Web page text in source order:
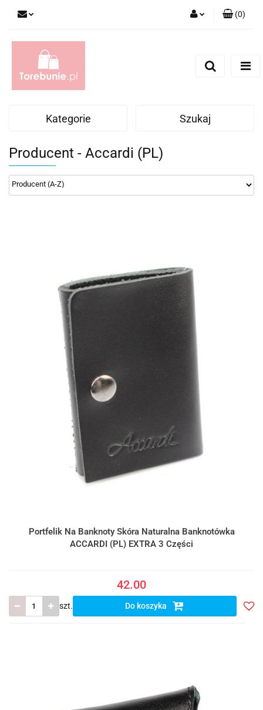
(0)
Kategorie Szukaj
Producent - Accardi (PL)
Portfelik Na Banknoty Skóra Naturalna Banknotówka
ACCARDI (PL) EXTRA 3 Części
42.00
szt. Do koszyka